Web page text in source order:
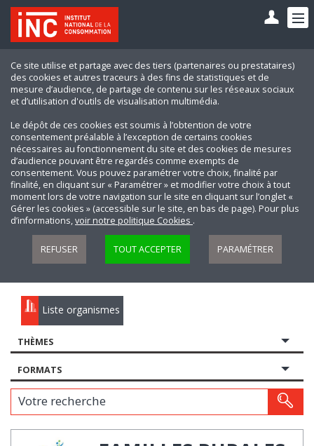
Ce site utilise et partage avec des tiers (partenaires ou prestataires)
des cookies et autres traceurs à des fins de statistiques et de
mesure d’audience, de partage de contenu sur les réseaux sociaux
et d’utilisation d'outils de visualisation multimédia.
Le dépôt de ces cookies est soumis à l’obtention de votre
consentement préalable à l’exception de certains cookies
nécessaires au fonctionnement du site et des cookies de mesures
d’audience pouvant être regardés comme exempts de
consentement. Vous pouvez paramétrer votre choix, finalité par
finalité, en cliquant sur « Paramétrer » et modifier votre choix à tout
moment lors de votre navigation sur le site en cliquant sur l’onglet «
Gérer les cookies » (accessible sur le site, en bas de page). Pour plus
d’informations,voir notre politique Cookies .
REFUSER TOUT ACCEPTER PARAMÉTRER
Liste organismes
THÈMES
FORMATS
Votre recherche